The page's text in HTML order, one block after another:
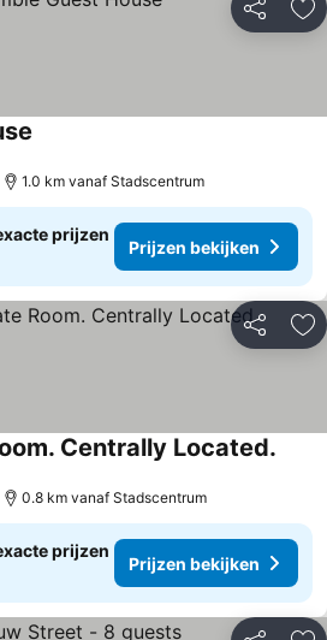
Delen
1.0 km vanaf Stadscentrum
prijzen
Prijzen bekijken
Delen
Centrally Located.
0.8 km vanaf Stadscentrum
prijzen
Prijzen bekijken